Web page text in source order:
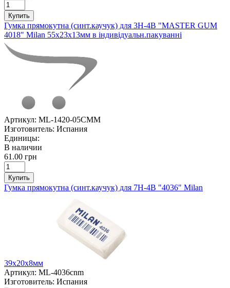
Купить
Гумка прямокутна (синт.каучук) для 3Н-4В "MASTER GUM
4018" Milan 55х23х13мм в індивідуальн.пакуванні
Артикул: ML-1420-05CMM
Изготовитель: Испания
Единицы:
В наличии
61.00 грн
Купить
Гумка прямокутна (синт.каучук) для 7Н-4В "4036" Milan
39х20х8мм
Артикул: ML-4036cnm
Изготовитель: Испания